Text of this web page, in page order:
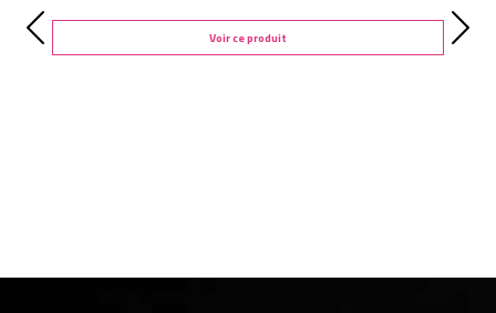
Voir ce produit